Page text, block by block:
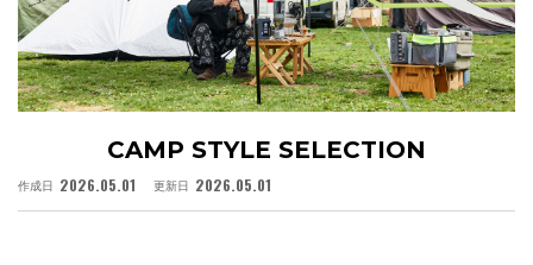
CAMP STYLE SELECTION
作成日 2026.05.01 更新日 2026.05.01